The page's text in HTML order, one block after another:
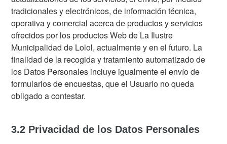
tradicionales y electrónicos, de información técnica,
operativa y comercial acerca de productos y servicios
ofrecidos por los productos Web de La Ilustre
Municipalidad de Lolol, actualmente y en el futuro. La
finalidad de la recogida y tratamiento automatizado de
los Datos Personales incluye igualmente el envío de
formularios de encuestas, que el Usuario no queda
obligado a contestar.
3.2 Privacidad de los Datos Personales